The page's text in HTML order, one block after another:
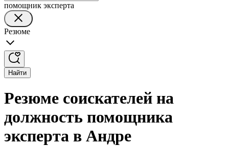
помощник эксперта
Резюме
Найти
Резюме соискателей на
должность помощника
эксперта в Андре